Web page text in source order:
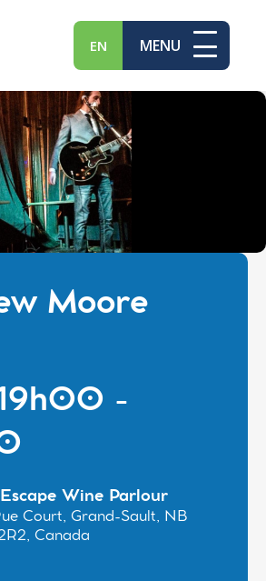
MENU
EN
Moore
-
Wine Parlour
Court, Grand-Sault, NB
Canada